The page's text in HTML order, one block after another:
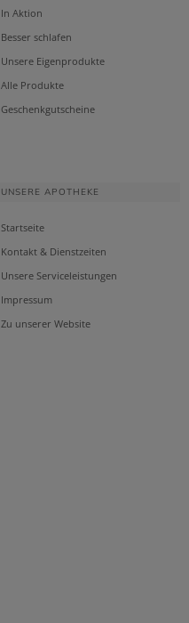
In Aktion
Besser schlafen
Unsere Eigenprodukte
Alle Produkte
Geschenkgutscheine
UNSERE APOTHEKE
Startseite
Kontakt & Dienstzeiten
Unsere Serviceleistungen
Impressum
Zu unserer Website